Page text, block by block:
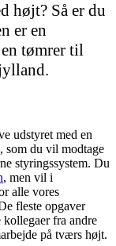
højt? Så er du
er en
tømrer til
udstyret med en
som du vil modtage
styringssystem. Du
, men vil i
alle vores
fleste opgaver
kollegaer fra andre
på tværs højt.